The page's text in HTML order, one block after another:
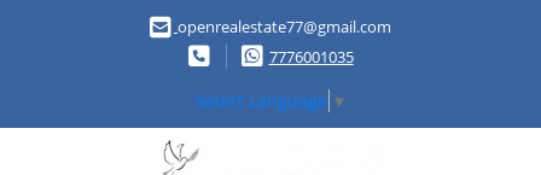
openrealestate77@gmail.com
7776001035
Select Language ▼